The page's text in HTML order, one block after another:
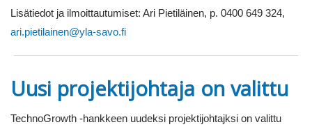
Lisätiedot ja ilmoittautumiset: Ari Pietiläinen, p. 0400 649 324,
ari.pietilainen@yla-savo.fi
Uusi projektijohtaja on valittu
TechnoGrowth -hankkeen uudeksi projektijohtajksi on valittu